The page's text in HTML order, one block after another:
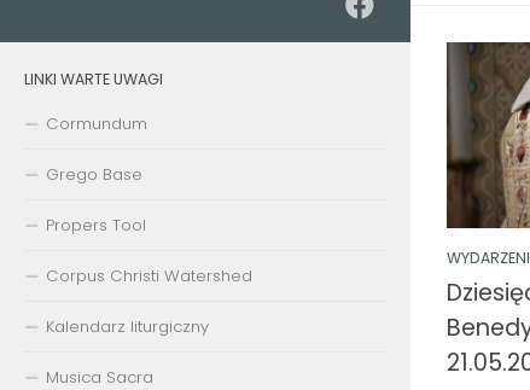
LINKI WARTE UWAGI
Cormundum
Grego Base
Propers Tool
Corpus Christi Watershed
Kalendarz liturgiczny
Musica Sacra